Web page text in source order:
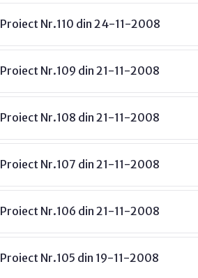
Proiect Nr.110 din 24-11-2008
Proiect Nr.109 din 21-11-2008
Proiect Nr.108 din 21-11-2008
Proiect Nr.107 din 21-11-2008
Proiect Nr.106 din 21-11-2008
Proiect Nr.105 din 19-11-2008